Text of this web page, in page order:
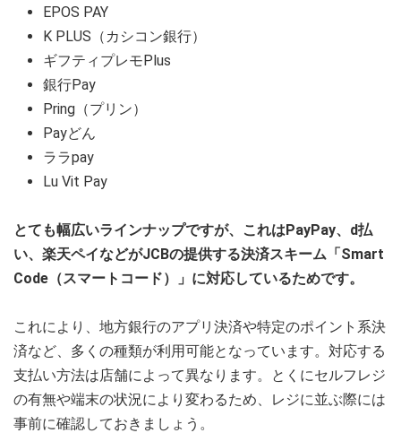
EPOS PAY
K PLUS（カシコン銀行）
ギフティプレモPlus
銀行Pay
Pring（プリン）
Payどん
ララpay
Lu Vit Pay
とても幅広いラインナップですが、これはPayPay、d払
い、楽天ペイなどがJCBの提供する決済スキーム「Smart
Code（スマートコード）」に対応しているためです。
これにより、地方銀行のアプリ決済や特定のポイント系決
済など、多くの種類が利用可能となっています。対応する
支払い方法は店舗によって異なります。とくにセルフレジ
の有無や端末の状況により変わるため、レジに並ぶ際には
事前に確認しておきましょう。